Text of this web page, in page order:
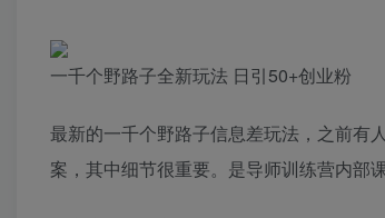
一千个野路子全新玩法 日引50+创业粉
最新的一千个野路子信息差玩法，之前有
案，其中细节很重要。是导师训练营内部